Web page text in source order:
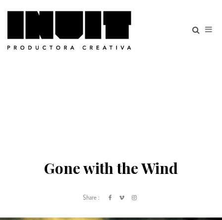
Gone with the Wind
Share :